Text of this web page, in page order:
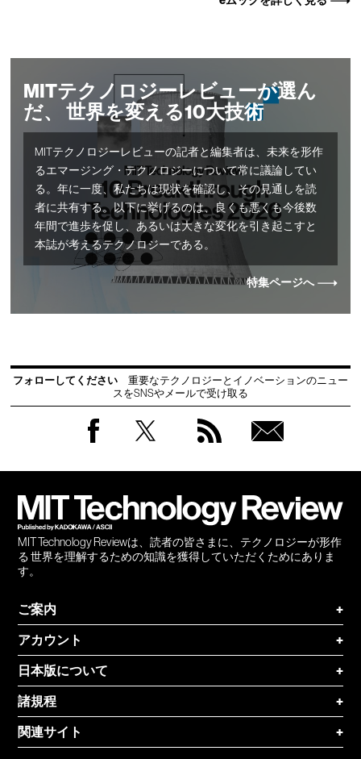
MITテクノロジーレビューが選ん
だ、 世界を変える10大技術
MITテクノロジーレビューの記者と編集者は、未来を形作
るエマージング・テクノロジーについて常に議論してい
る。年に一度、私たちは現状を確認し、その見通しを読
者に共有する。以下に挙げるのは、良くも悪くも今後数
年間で進歩を促し、あるいは大きな変化を引き起こすと
本誌が考えるテクノロジーである。
特集ページへ
フォローしてください
重要なテクノロジーとイノベーションのニュー
スをSNSやメールで受け取る
MIT Technology Reviewは、読者の皆さまに、テクノロジーが形作
る 世界を理解するための知識を獲得していただくためにありま
す。
ご案内
+
アカウント
+
日本版について
+
諸規程
+
関連サイト
+